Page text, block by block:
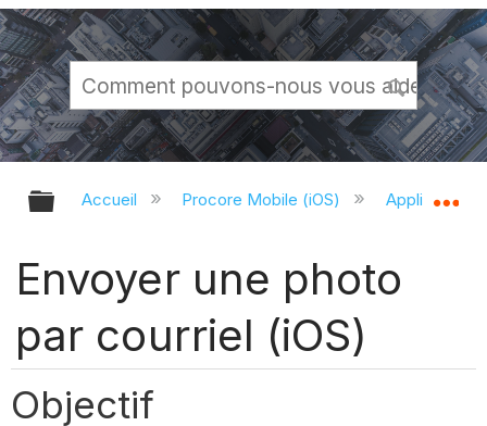
Développer/réduire la hiérarchie
Accueil Procore Mobile (iOS) Application
Envoyer une photo
par courriel (iOS)
Objectif